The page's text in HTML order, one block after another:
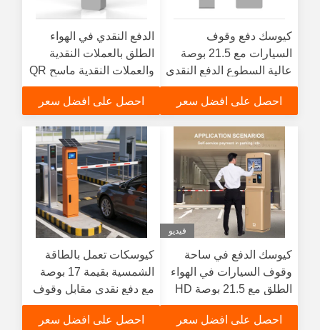
كيوسك دفع وقوف
السيارات مع 21.5 بوصة
عالية السطوع الدفع النقدي
ضد الماء Ip65
احصل على افضل سعر
الدفع النقدي في الهواء
الطلق بالعملات النقدية
والعملات النقدية ماسح QR
استلام الطابعة الشاشة
اللمسية
احصل على افضل سعر
فيديو
كيوسك الدفع في ساحة
وقوف السيارات في الهواء
الطلق مع 21.5 بوصة HD
شاشة لمسة كاميرا قرأ
بطاقة البنك
احصل على افضل سعر
كيوسكات تعمل بالطاقة
الشمسية بقيمة 17 بوصة
مع دفع نقدي مقابل وقوف
السيارات دفع كيوسكات
خارجية
احصل على افضل سعر